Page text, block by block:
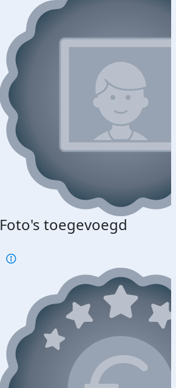
Foto's toegevoegd